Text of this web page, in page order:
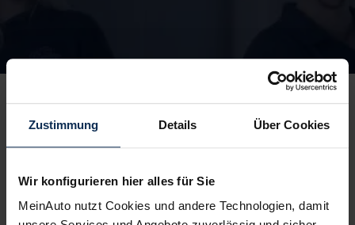
Zustimmung Details Über Cookies
Wir konfigurieren hier alles für Sie
MeinAuto nutzt Cookies und andere Technologien, damit
Unsere Top Marken